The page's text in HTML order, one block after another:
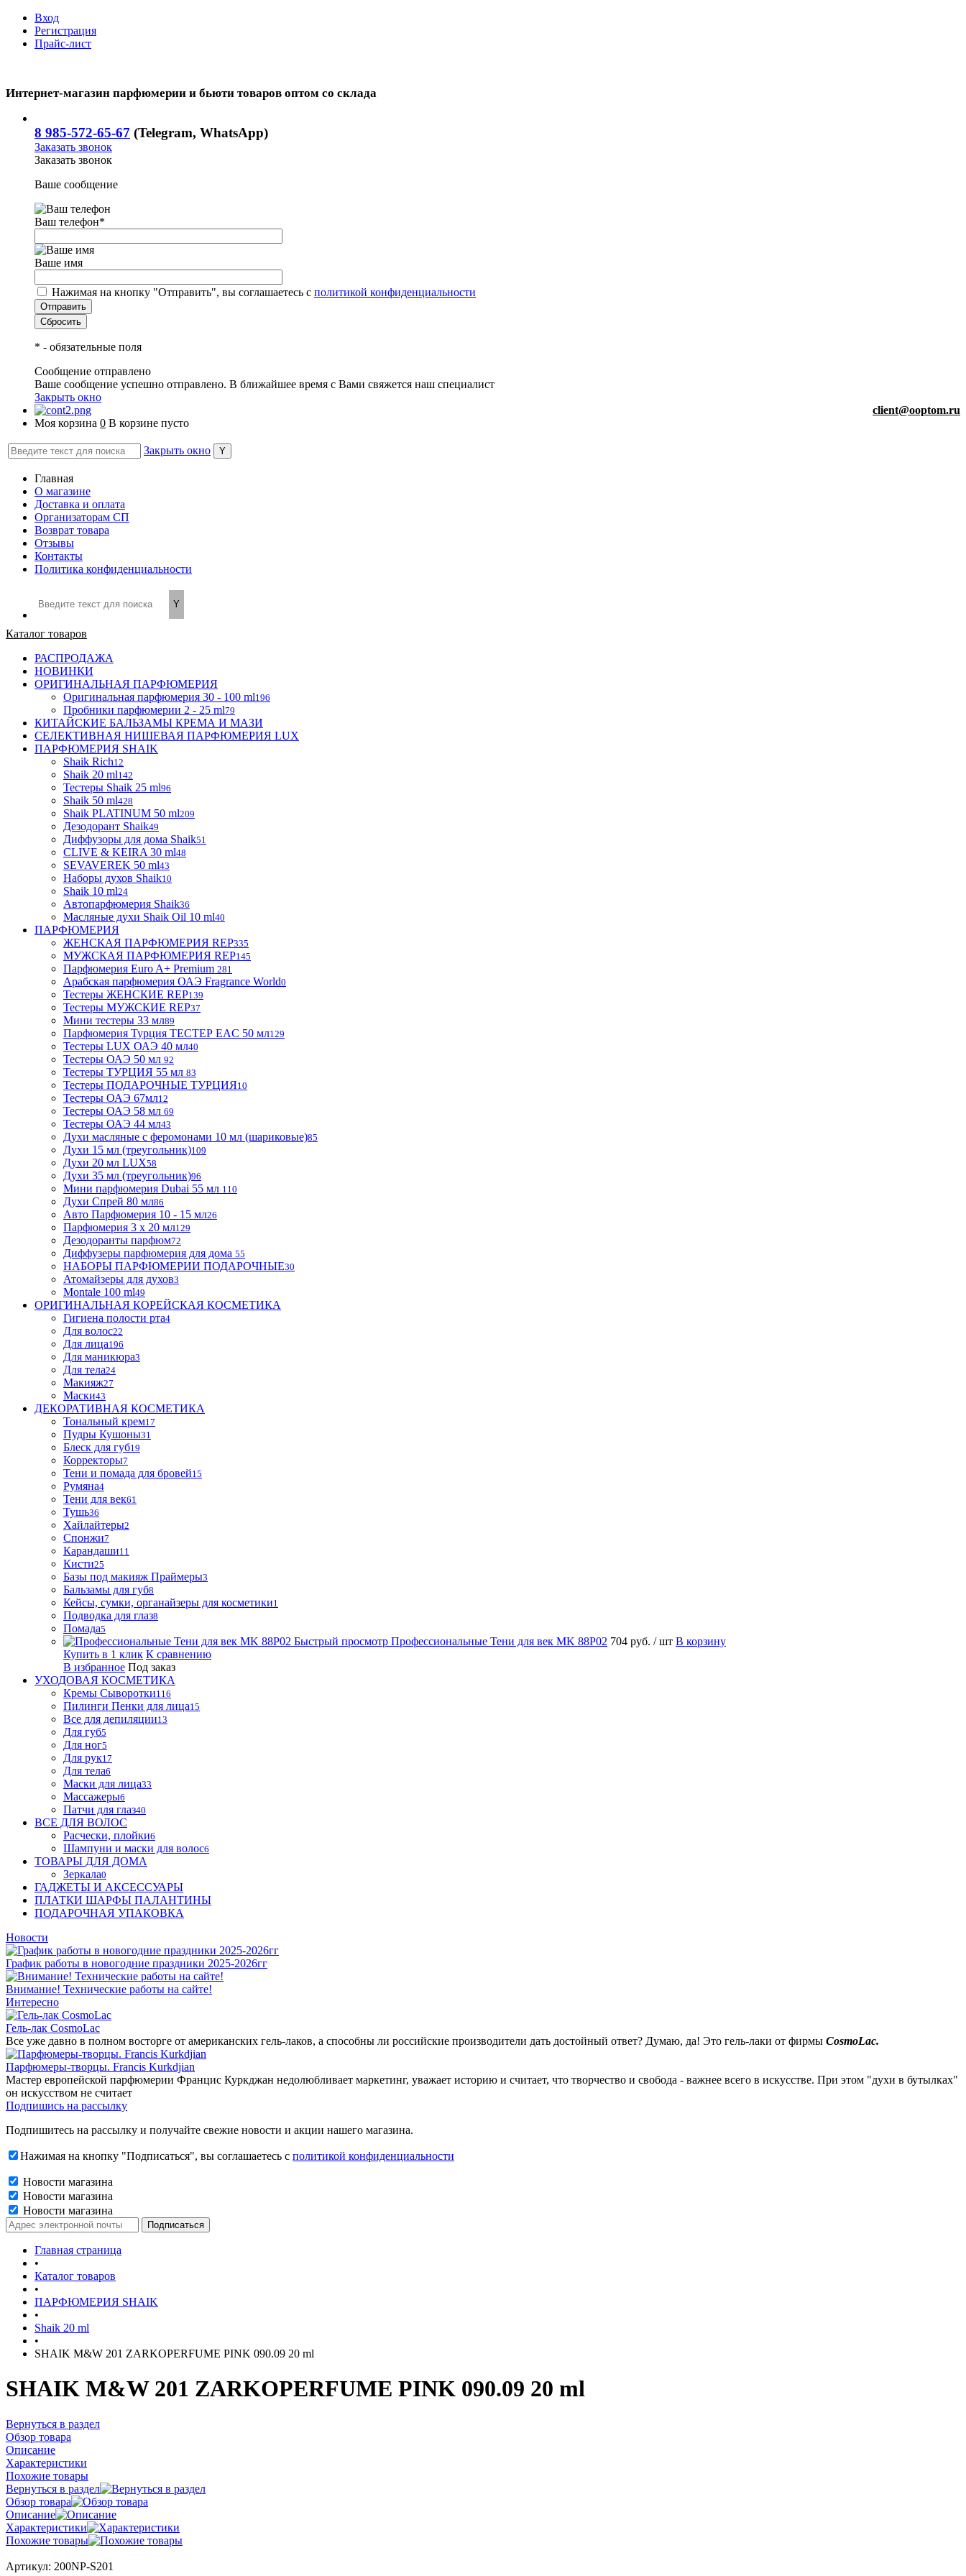
Вход
Регистрация
Прайс-лист
Интернет-магазин парфюмерии и бьюти товаров оптом со склада
8 985-572-65-67 (Telegram, WhatsApp)
Заказать звонок
Заказать звонок
Ваше сообщение
Ваш телефон*
Ваше имя
Нажимая на кнопку "Отправить", вы соглашаетесь с политикой конфиденциальности
* - обязательные поля
Сообщение отправлено
Ваше сообщение успешно отправлено. В ближайшее время с Вами свяжется наш специалист
Закрыть окно
client@ooptom.ru
Моя корзина 0 В корзине пусто
Закрыть окно
Главная
О магазине
Доставка и оплата
Организаторам СП
Возврат товара
Отзывы
Контакты
Политика конфиденциальности
Каталог товаров
РАСПРОДАЖА
НОВИНКИ
ОРИГИНАЛЬНАЯ ПАРФЮМЕРИЯ
Оригинальная парфюмерия 30 - 100 ml196
Пробники парфюмерии 2 - 25 ml79
КИТАЙСКИЕ БАЛЬЗАМЫ КРЕМА И МАЗИ
СЕЛЕКТИВНАЯ НИШЕВАЯ ПАРФЮМЕРИЯ LUX
ПАРФЮМЕРИЯ SHAIK
Shaik Rich12
Shaik 20 ml142
Тестеры Shaik 25 ml96
Shaik 50 ml428
Shaik PLATINUM 50 ml209
Дезодорант Shaik49
Диффузоры для дома Shaik51
CLIVE & KEIRA 30 ml48
SEVAVEREK 50 ml43
Наборы духов Shaik10
Shaik 10 ml24
Автопарфюмерия Shaik36
Масляные духи Shaik Oil 10 ml40
ПАРФЮМЕРИЯ
ЖЕНСКАЯ ПАРФЮМЕРИЯ REP335
МУЖСКАЯ ПАРФЮМЕРИЯ REP145
Парфюмерия Euro A+ Premium 281
Арабская парфюмерия ОАЭ Fragrance World0
Тестеры ЖЕНСКИЕ REP139
Тестеры МУЖСКИЕ REP37
Мини тестеры 33 мл89
Парфюмерия Турция ТЕСТЕР EAC 50 мл129
Тестеры LUX ОАЭ 40 мл40
Тестеры ОАЭ 50 мл 92
Тестеры ТУРЦИЯ 55 мл 83
Тестеры ПОДАРОЧНЫЕ ТУРЦИЯ10
Тестеры ОАЭ 67мл12
Тестеры ОАЭ 58 мл 69
Тестеры ОАЭ 44 мл43
Духи масляные с феромонами 10 мл (шариковые)85
Духи 15 мл (треугольник)109
Духи 20 мл LUX58
Духи 35 мл (треугольник)96
Мини парфюмерия Dubai 55 мл 110
Духи Спрей 80 мл86
Авто Парфюмерия 10 - 15 мл26
Парфюмерия 3 х 20 мл129
Дезодоранты парфюм72
Диффузеры парфюмерия для дома 55
НАБОРЫ ПАРФЮМЕРИИ ПОДАРОЧНЫЕ30
Атомайзеры для духов3
Montale 100 ml49
ОРИГИНАЛЬНАЯ КОРЕЙСКАЯ КОСМЕТИКА
Гигиена полости рта4
Для волос22
Для лица196
Для маникюра3
Для тела24
Макияж27
Маски43
ДЕКОРАТИВНАЯ КОСМЕТИКА
Тональный крем17
Пудры Кушоны31
Блеск для губ19
Корректоры7
Тени и помада для бровей15
Румяна4
Тени для век61
Тушь36
Хайлайтеры2
Спонжи7
Карандаши11
Кисти25
Базы под макияж Праймеры3
Бальзамы для губ8
Кейсы, сумки, органайзеры для косметики1
Подводка для глаз8
Помада5
Быстрый просмотр Профессиональные Тени для век MK 88P02 704 руб. / шт В корзину
Купить в 1 клик К сравнению
В избранное Под заказ
УХОДОВАЯ КОСМЕТИКА
Кремы Сыворотки116
Пилинги Пенки для лица15
Все для депиляции13
Для губ5
Для ног5
Для рук17
Для тела6
Маски для лица33
Массажеры6
Патчи для глаз40
ВСЕ ДЛЯ ВОЛОС
Расчески, плойки6
Шампуни и маски для волос6
ТОВАРЫ ДЛЯ ДОМА
Зеркала0
ГАДЖЕТЫ И АКСЕССУАРЫ
ПЛАТКИ ШАРФЫ ПАЛАНТИНЫ
ПОДАРОЧНАЯ УПАКОВКА
Новости
График работы в новогодние праздники 2025-2026гг
Внимание! Технические работы на сайте!
Интересно
Гель-лак CosmoLac
Все уже давно в полном восторге от американских гель-лаков, а способны ли российские производители дать достойный ответ? Думаю, да! Это гель-лаки от фирмы CosmoLac.
Парфюмеры-творцы. Francis Kurkdjian
Мастер европейской парфюмерии Францис Куркджан недолюбливает маркетинг, уважает историю и считает, что творчество и свобода - важнее всего в искусстве. При этом "духи в бутылках"
он искусством не считает
Подпишись на рассылку
Подпишитесь на рассылку и получайте свежие новости и акции нашего магазина.
Нажимая на кнопку "Подписаться", вы соглашаетесь с политикой конфиденциальности
Новости магазина
Новости магазина
Новости магазина
Главная страница
•
Каталог товаров
•
ПАРФЮМЕРИЯ SHAIK
•
Shaik 20 ml
•
SHAIK M&W 201 ZARKOPERFUME PINK 090.09 20 ml
SHAIK M&W 201 ZARKOPERFUME PINK 090.09 20 ml
Вернуться в раздел
Обзор товара
Описание
Характеристики
Похожие товары
Вернуться в раздел
Обзор товара
Описание
Характеристики
Похожие товары
Артикул: 200NP-S201